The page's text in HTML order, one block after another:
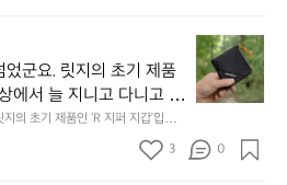
의
휴
식
에
도
이
☺️
미
니
미
멀
👌🏼
군요. 릿지의 초기 제품
에서 늘 지니고 다니고 싶
형태, 색감 사이의 아주 미
예를 들자면 일에 집중하
걸쳐 놓아도 시야에 걸
의 초기 제품인 ‘R 지퍼 지갑’입니
물건에는 크기, 무게, 형태, 색감
.  예를 들자면 일에 집중하느라 책
이
걸
처
음
든
3 0